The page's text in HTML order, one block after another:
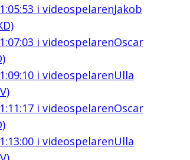
i videospelarenJakob
i videospelarenOscar
i videospelarenUlla
i videospelarenOscar
i videospelarenUlla